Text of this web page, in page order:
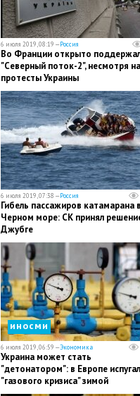
6 июля 2019, 08:19 —Россия
Во Франции открыто
"Северный поток-2", несмотря на
протесты Украины
6 июля 2019, 07:38 —Россия
Гибель пассажиров катамарана
Черном море: СК принял
Джубге
иносми
6 июля 2019, 06:59 —Экономика
Украина может стать
"детонатором": в Европе
"газового кризиса" зимой